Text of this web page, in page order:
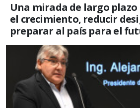
Una mirada de largo
el crecimiento, reducir
preparar al país para el